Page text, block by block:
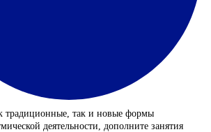
традиционные, так и новые формы
деятельности, дополните занятия